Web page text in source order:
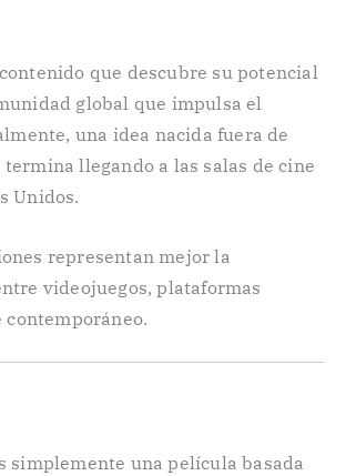
que descubre su potencial
global que impulsa el
una idea nacida fuera de
llegando a las salas de cine
Unidos.
representan mejor la
videojuegos, plataformas
simplemente una película basada